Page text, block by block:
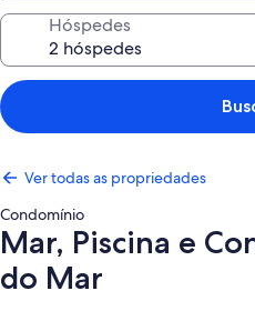
Hóspedes
Ver todas as propriedades
Condomínio
Mar, Piscina e
do Mar